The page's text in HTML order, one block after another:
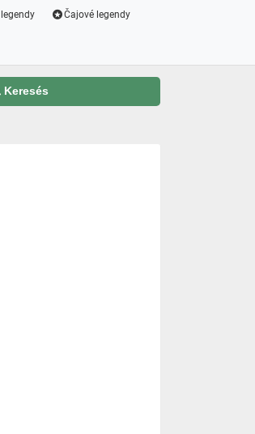
Čajové legendy
Keresés